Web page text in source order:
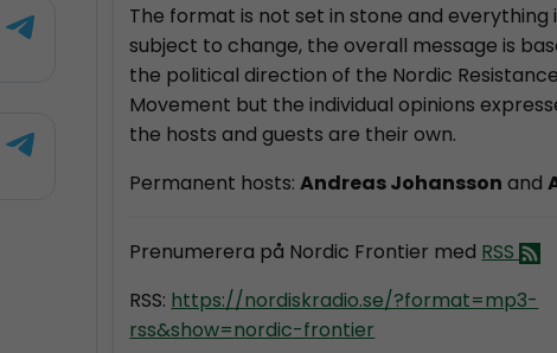
The format is not set in stone and everything
subject to change, the overall message is
the political direction of the Nordic Resistance
Movement but the individual opinions
the hosts and guests are their own.
Permanent hosts:Andreas Johansson and
Prenumerera på Nordic Frontier med RSS
RSS: https://nordiskradio.se/?format=mp3-
rss&show=nordic-frontier